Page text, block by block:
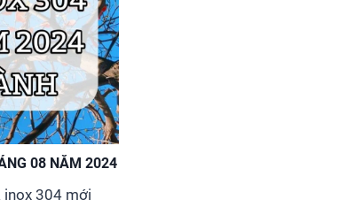
08 NĂM 2024
inox 304 mới